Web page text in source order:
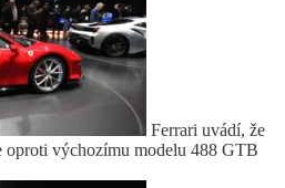
Ferrari uvádí, že
oproti výchozímu modelu 488 GTB